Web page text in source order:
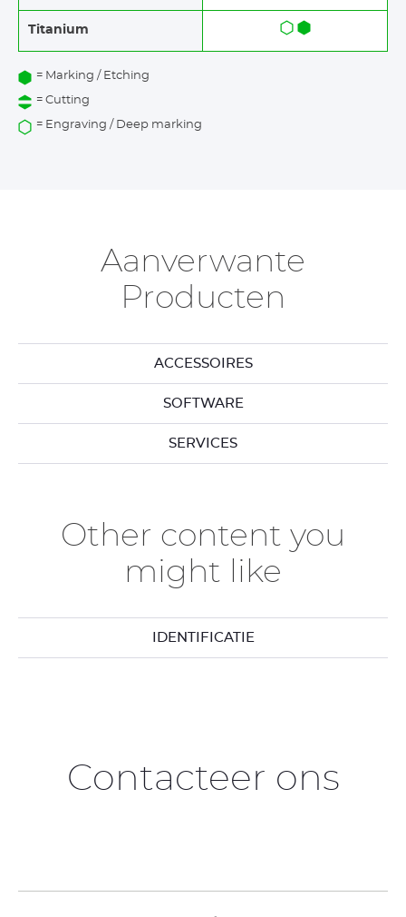
Titanium
= Marking / Etching
= Cutting
= Engraving / Deep marking
Aanverwante
Producten
ACCESSOIRES
SOFTWARE
SERVICES
Other content you
might like
IDENTIFICATIE
Contacteer ons